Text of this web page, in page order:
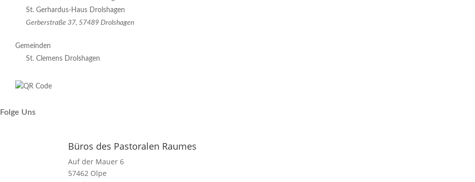
St. Gerhardus-Haus Drolshagen
Gerberstraße 37, 57489 Drolshagen
Gemeinden
St. Clemens Drolshagen
Folge Uns
Büros des Pastoralen Raumes
Auf der Mauer 6
57462 Olpe